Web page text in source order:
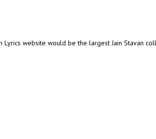
Lyrics website would be the largest Jain Stavan